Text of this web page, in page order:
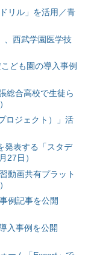
リル」を活用／青
、西武学園医学技
ども園の導入事例
総合高校で生徒ら
ロジェクト）」活
発表する「スタデ
27日）
動画共有プラット
例記事を公開
入事例を公開